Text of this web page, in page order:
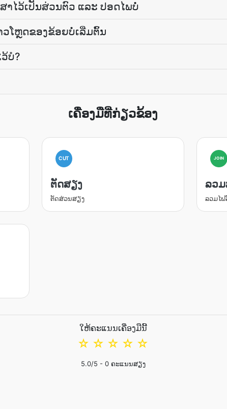
າໄວ້ເປັນສ່ວນຕົວ ແລະ ປອດໄພບໍ່
ວໂຫຼດຂອງຂ້ອຍບໍ່ເລີ່ມຕົ້ນ
ບໍ?
ເຄື່ອງມືທີ່ກ່ຽວຂ້ອງ
CUT
ຕັດສຽງ
ຕັດສ່ວນສຽງ
JOIN
ລວມ
ລວມໄ
ໃຫ້ຄະແນນເຄື່ອງມືນີ້
☆
☆
☆
☆
☆
5.0/5 - 0ຄະແນນສຽງ